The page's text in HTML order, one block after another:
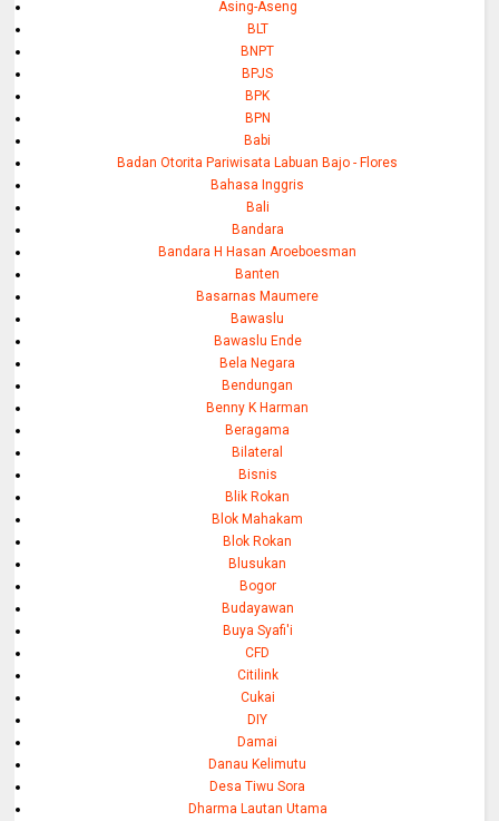
Asing-Aseng
BLT
BNPT
BPJS
BPK
BPN
Babi
Badan Otorita Pariwisata Labuan Bajo - Flores
Bahasa Inggris
Bali
Bandara
Bandara H Hasan Aroeboesman
Banten
Basarnas Maumere
Bawaslu
Bawaslu Ende
Bela Negara
Bendungan
Benny K Harman
Beragama
Bilateral
Bisnis
Blik Rokan
Blok Mahakam
Blok Rokan
Blusukan
Bogor
Budayawan
Buya Syafi'i
CFD
Citilink
Cukai
DIY
Damai
Danau Kelimutu
Desa Tiwu Sora
Dharma Lautan Utama